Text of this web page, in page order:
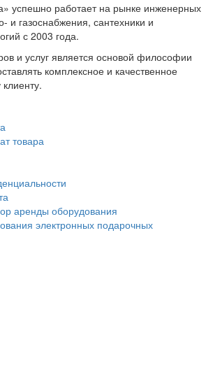
успешно работает на рынке инженерных
и газоснабжения, сантехники и
с 2003 года.
и услуг является основой философии
комплексное и качественное
товара
аренды оборудования
электронных подарочных